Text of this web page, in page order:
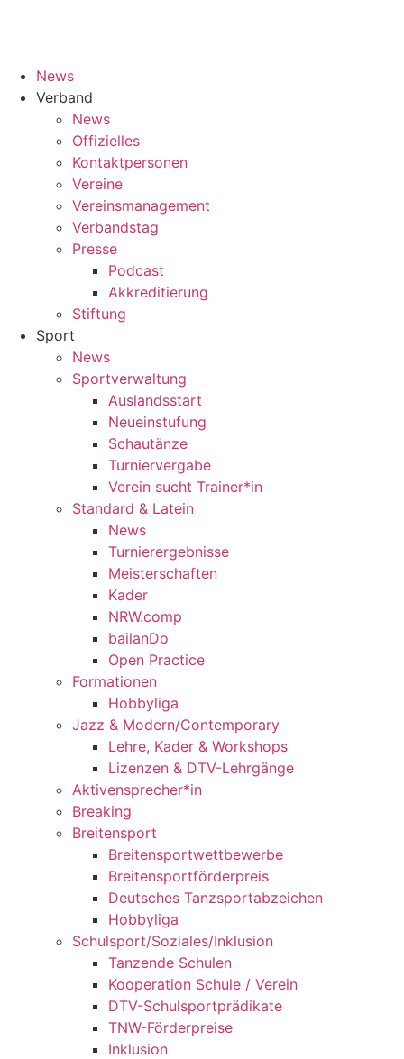
News
Verband
News
Offizielles
Kontaktpersonen
Vereine
Vereinsmanagement
Verbandstag
Presse
Podcast
Akkreditierung
Stiftung
Sport
News
Sportverwaltung
Auslandsstart
Neueinstufung
Schautänze
Turniervergabe
Verein sucht Trainer*in
Standard & Latein
News
Turnierergebnisse
Meisterschaften
Kader
NRW.comp
bailanDo
Open Practice
Formationen
Hobbyliga
Jazz & Modern/Contemporary
Lehre, Kader & Workshops
Lizenzen & DTV-Lehrgänge
Aktivensprecher*in
Breaking
Breitensport
Breitensportwettbewerbe
Breitensportförderpreis
Deutsches Tanzsportabzeichen
Hobbyliga
Schulsport/Soziales/Inklusion
Tanzende Schulen
Kooperation Schule / Verein
DTV-Schulsportprädikate
TNW-Förderpreise
Inklusion